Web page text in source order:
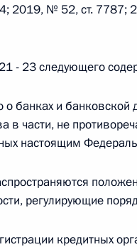
2 Федерального
кодекс
Российской Федерации
2019, № 52, ст. 7787;
- 23 следующего
банках и банковской
в части, не
настоящим
регулирующие
кредитных